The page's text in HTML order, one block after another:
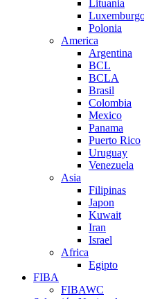
Lituania
Polonia
America
Argentina
BCL
BCLA
Brasil
Colombia
Mexico
Panama
Puerto Rico
Uruguay
Venezuela
Asia
Filipinas
Japon
Kuwait
Iran
Israel
Africa
Egipto
FIBA
FIBAWC